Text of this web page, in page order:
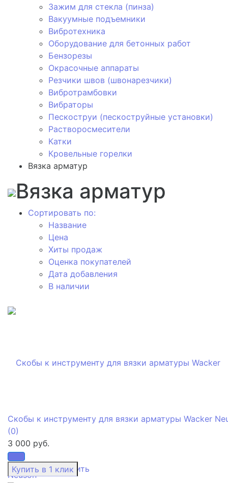
Зажим для стекла (пинза)
Вакуумные подъемники
Вибротехника
Оборудование для бетонных работ
Бензорезы
Окрасочные аппараты
Резчики швов (швонарезчики)
Вибротрамбовки
Вибраторы
Пескоструи (пескоструйные установки)
Растворосмесители
Катки
Кровельные горелки
Вязка арматур
Вязка арматур
Сортировать по:
Название
Цена
Хиты продаж
Оценка покупателей
Дата добавления
В наличии
избранное сравнить
Скобы к инструменту для вязки арматуры Wacker
(0)
3 000 руб.